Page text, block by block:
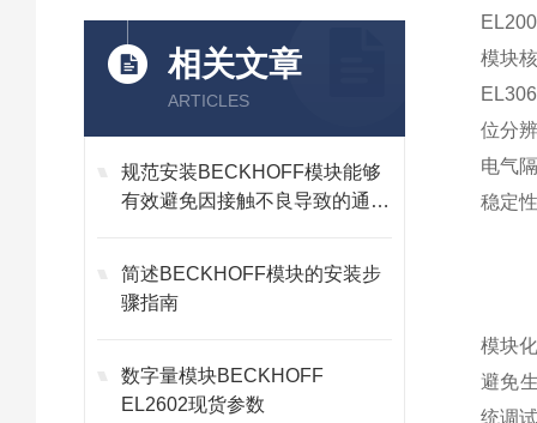
相关文章
ARTICLES
规范安装BECKHOFF模块能够
有效避免因接触不良导致的通讯
简述BECKHOFF模块的安装步
骤指南
数字量模块BECKHOFF
EL2602现货参数
模块
位分
电气
稳定
模块
避免
统调